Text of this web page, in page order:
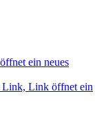
ein neues
Link, Link öffnet ein